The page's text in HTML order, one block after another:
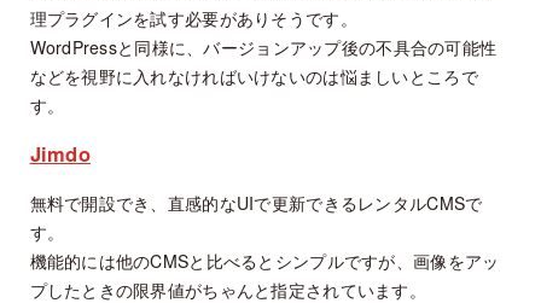
理プラグインを試す必要がありそうです。
WordPressと同様に、バージョンアップ後の不具合の可能性
などを視野に入れなければいけないのは悩ましいところで
す。
Jimdo
無料で開設でき、直感的なUIで更新できるレンタルCMSで
す。
機能的には他のCMSと比べるとシンプルですが、画像をアッ
プしたときの限界値がちゃんと指定されています。